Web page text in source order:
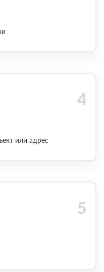
или адрес